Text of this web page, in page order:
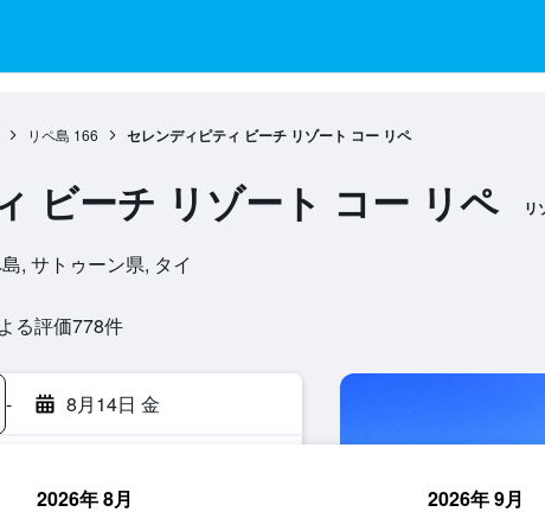
リペ島 166 セレンディピティ ビーチ リゾート コー リペ
ビーチ リゾート コー リペ リ
, サトゥーン県, タイ
る評価778​件
- 8月14日 金
2026年 8月 2026年 9月